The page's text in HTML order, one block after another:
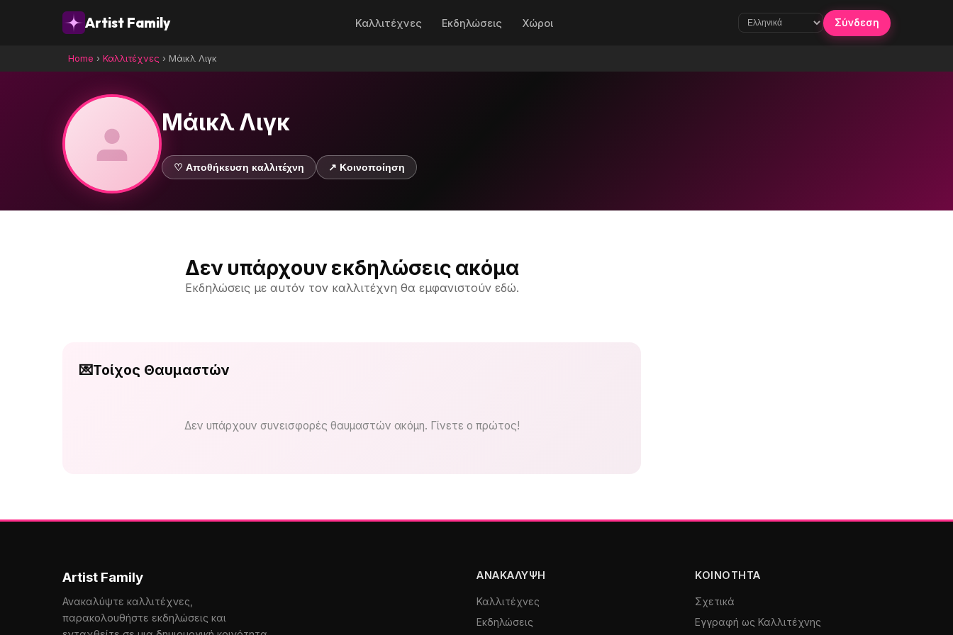
Artist Family Καλλιτέχνες Εκδηλώσεις Χώροι Σύνδεση
Home › Καλλιτέχνες › Μάικλ Λιγκ
Μάικλ Λιγκ
♡ Αποθήκευση καλλιτέχνη ↗ Κοινοποίηση
Δεν υπάρχουν εκδηλώσεις ακόμα
Εκδηλώσεις με αυτόν τον καλλιτέχνη θα εμφανιστούν εδώ.
💌Τοίχος Θαυμαστών
Δεν υπάρχουν συνεισφορές θαυμαστών ακόμη. Γίνετε ο πρώτος!
Artist Family
Ανακαλύψτε καλλιτέχνες,
παρακολουθήστε εκδηλώσεις και
ΑΝΑΚΆΛΥΨΗ
Καλλιτέχνες
Εκδηλώσεις
ΚΟΙΝΌΤΗΤΑ
Σχετικά
Εγγραφή ως Καλλιτέχνης